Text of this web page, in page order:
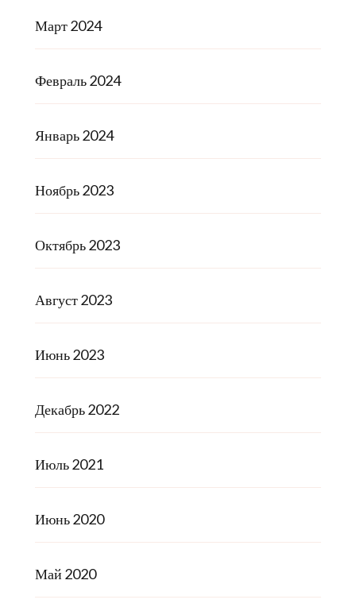
Март 2024
Февраль 2024
Январь 2024
Ноябрь 2023
Октябрь 2023
Август 2023
Июнь 2023
Декабрь 2022
Июль 2021
Июнь 2020
Май 2020